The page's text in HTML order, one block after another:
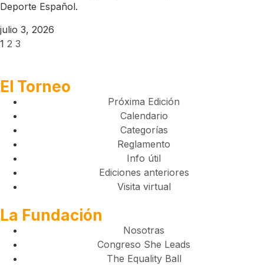
Deporte Español.
julio 3, 2026
1 2 3
El Torneo
Próxima Edición
Calendario
Categorías
Reglamento
Info útil
Ediciones anteriores
Visita virtual
La Fundación
Nosotras
Congreso She Leads
The Equality Ball